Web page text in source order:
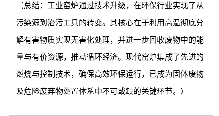
（总结：工业窑炉通过技术升级，在环保行业实现了从
污染源到治污工具的转变。其核心在于利用高温彻底分
解有害物质实现无害化处理，并进一步回收废物中的能
量与有价资源，推动循环经济。现代窑炉集成了先进的
燃烧与控制技术，确保高效环保运行，已成为固体废物
及危险废弃物处置体系中不可或缺的关键环节。）